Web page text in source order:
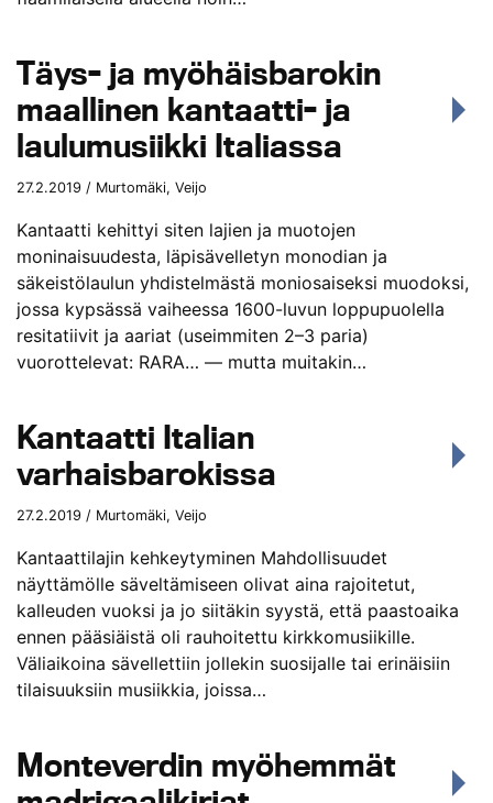
Täys- ja myöhäisbarokin
maallinen kantaatti- ja
laulumusiikki Italiassa
27.2.2019 / Murtomäki, Veijo
Kantaatti kehittyi siten lajien ja muotojen
moninaisuudesta, läpisävelletyn monodian ja
säkeistölaulun yhdistelmästä moniosaiseksi muodoksi,
jossa kypsässä vaiheessa 1600-luvun loppupuolella
resitatiivit ja aariat (useimmiten 2–3 paria)
vuorottelevat: RARA… — mutta muitakin…
Kantaatti Italian
varhaisbarokissa
27.2.2019 / Murtomäki, Veijo
Kantaattilajin kehkeytyminen Mahdollisuudet
näyttämölle säveltämiseen olivat aina rajoitetut,
kalleuden vuoksi ja jo siitäkin syystä, että paastoaika
ennen pääsiäistä oli rauhoitettu kirkkomusiikille.
Väliaikoina sävellettiin jollekin suosijalle tai erinäisiin
tilaisuuksiin musiikkia, joissa…
Monteverdin myöhemmät